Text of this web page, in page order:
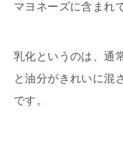
マヨネーズに含まれ
乳化というのは、通
と油分がきれいに混
です。